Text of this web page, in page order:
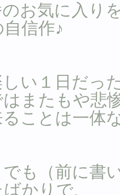
お気に入り
信作♪
い１日だっ
またもや悲
ことは一体
も（前に書
かりで、